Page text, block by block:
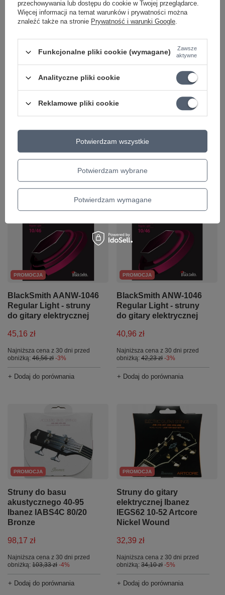
Struny do ukulele
sopranowego i
koncertowego Ibanez
NBUKS4
Najniższa cena z 30 dni przed
obniżką:37,13 zł -4%
+ Dodaj do porównania
BlackSmith AANW-0942
Super Light - struny do
gitary elektrycznej
Najniższa cena z 30 dni przed
obniżką:44,81 zł -2%
+ Dodaj do porównania
PROMOCJA
BlackSmith AANW-1046
Regular Light - struny
do gitary elektrycznej
45,16 zł
Najniższa cena z 30 dni przed
obniżką: 46,56 zł -3%
+ Dodaj do porównania
PROMOCJA
BlackSmith ANW-1046
Regular Light - struny
do gitary elektrycznej
40,96 zł
Najniższa cena z 30 dni przed
obniżką: 42,23 zł -3%
+ Dodaj do porównania
PROMOCJA
Struny do basu
akustycznego 40-95
Ibanez IABS4C 80/20
Bronze
98,17 zł
Najniższa cena z 30 dni przed
obniżką: 103,33 zł -4%
+ Dodaj do porównania
PROMOCJA
Struny do gitary
elektrycznej Ibanez
IEGS62 10-52 Artcore
Nickel Wound
32,39 zł
Najniższa cena z 30 dni przed
obniżką: 34,10 zł -5%
+ Dodaj do porównania
przechowywania lub dostępu do cookie w Twojej przeglądarce.
Więcej informacji na temat warunków i prywatności można
znaleźć także na stronie Prywatność i warunki Google.
Funkcjonalne pliki cookie (wymagane)
Zawsze
aktywne
Analityczne pliki cookie
Reklamowe pliki cookie
Potwierdzam wybrane
Potwierdzam wymagane
Potwierdzam wszystkie